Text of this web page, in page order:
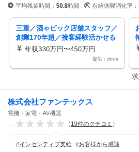
平均残業時間： 50.8時間 有給休暇消化率：
三重／酒ゃビック店舗スタッフ／
創業170年超／接客経験活かせる
／将来は店長・マネジメントへ
年収330万円〜450万円
提供：doda
株式会社ファンテックス
電機・家電・AV機器
-- （ 19件のクチコミ ）
#インセンティブ支給 #お客様から感謝